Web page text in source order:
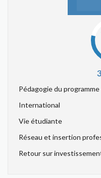
Pédagogie du programme
International
Vie étudiante
Réseau et insertion
Retour sur